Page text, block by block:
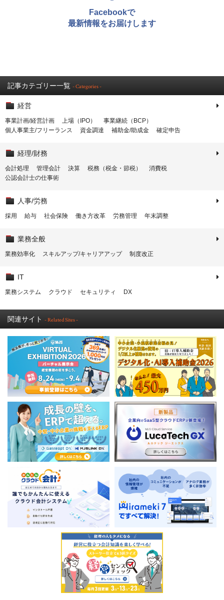
Facebookで
最新情報をお届けします
記事カテゴリー一覧 - Categories -
経営
事業計画/経営計画 上場（IPO）
事業継続（BCP）
個人事業主/フリーランス
資金調達 補助金/助成金 確定申告
経理/財務
会計処理 管理会計 決算 税務（税金・節税）
消費税
公認会計士の仕事術
人事/労務
採用 給与 社会保険 働き方改革 労務管理 年末調整
業務全般
業務効率化 スキルアップ/キャリアアップ 制度改正
IT
業務システム クラウド セキュリティ DX
関連サイト - Related Sites -